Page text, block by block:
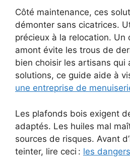
Côté maintenance, ces
démonter sans cicatrices.
précieux à la relocation. Un
amont évite les trous de
bien choisir les artisans qui
solutions, ce guide aide à
une entreprise de
Les plafonds bois exigent
adaptés. Les huiles mal
sources de risques. Avant
teinter, lire ceci : les